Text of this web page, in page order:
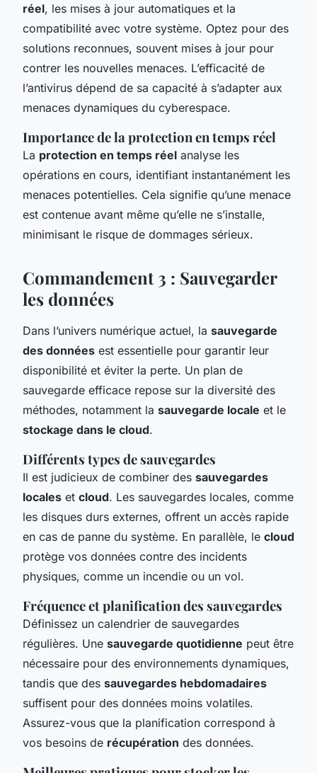
réel, les mises à jour automatiques et la
compatibilité avec votre système. Optez pour des
solutions reconnues, souvent mises à jour pour
contrer les nouvelles menaces. L’efficacité de
l’antivirus dépend de sa capacité à s’adapter aux
menaces dynamiques du cyberespace.
Importance de la protection en temps réel
La protection en temps réel analyse les
opérations en cours, identifiant instantanément les
menaces potentielles. Cela signifie qu’une menace
est contenue avant même qu’elle ne s’installe,
minimisant le risque de dommages sérieux.
Commandement 3 : Sauvegarder
les données
Dans l’univers numérique actuel, la sauvegarde
des données est essentielle pour garantir leur
disponibilité et éviter la perte. Un plan de
sauvegarde efficace repose sur la diversité des
méthodes, notamment la sauvegarde locale et le
stockage dans le cloud.
Différents types de sauvegardes
Il est judicieux de combiner des sauvegardes
locales et cloud. Les sauvegardes locales, comme
les disques durs externes, offrent un accès rapide
en cas de panne du système. En parallèle, le cloud
protège vos données contre des incidents
physiques, comme un incendie ou un vol.
Fréquence et planification des sauvegardes
Définissez un calendrier de sauvegardes
régulières. Une sauvegarde quotidienne peut être
nécessaire pour des environnements dynamiques,
tandis que des sauvegardes hebdomadaires
suffisent pour des données moins volatiles.
Assurez-vous que la planification correspond à
vos besoins de récupération des données.